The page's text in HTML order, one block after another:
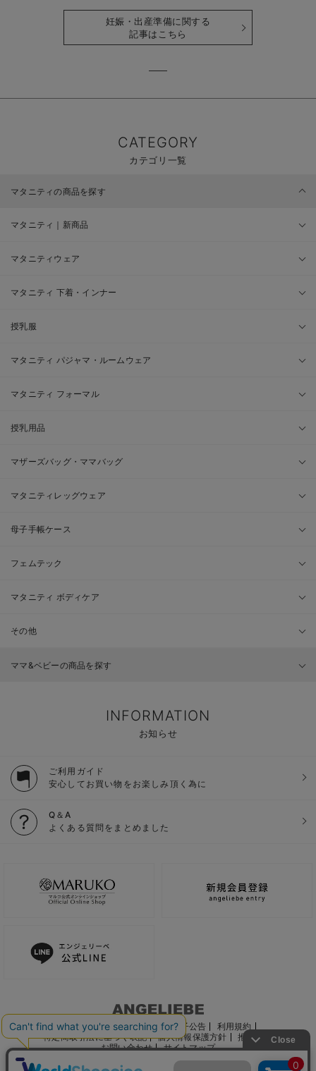
妊娠・出産準備に関する
記事はこちら
CATEGORY
カテゴリ一覧
マタニティの商品を探す
マタニティ｜新商品
マタニティウェア
マタニティ 下着・インナー
授乳服
マタニティ パジャマ・ルームウェア
マタニティ フォーマル
授乳用品
マザーズバッグ・ママバッグ
マタニティレッグウェア
母子手帳ケース
フェムテック
マタニティ ボディケア
その他
ママ&ベビーの商品を探す
INFORMATION
お知らせ
ご利用ガイド
安心してお買い物をお楽しみ頂く為に
Q＆A
よくある質問をまとめました
ご利用ガイド 会社概要 電子公告
利用規約
特定商取引法に基づく表記
個人情報保護方針
推奨環境
お問い合わせ
サイトマップ